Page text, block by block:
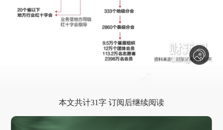
本文共计31字 订阅后继续阅读